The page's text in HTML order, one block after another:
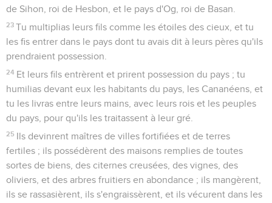
de Sihon, roi de Hesbon, et le pays d'Og, roi de Basan.
23 Tu multiplias leurs fils comme les étoiles des cieux, et tu
les fis entrer dans le pays dont tu avais dit à leurs pères qu'ils
prendraient possession.
24 Et leurs fils entrèrent et prirent possession du pays ; tu
humilias devant eux les habitants du pays, les Cananéens, et
tu les livras entre leurs mains, avec leurs rois et les peuples
du pays, pour qu'ils les traitassent à leur gré.
25 Ils devinrent maîtres de villes fortifiées et de terres
fertiles ; ils possédèrent des maisons remplies de toutes
sortes de biens, des citernes creusées, des vignes, des
oliviers, et des arbres fruitiers en abondance ; ils mangèrent,
ils se rassasièrent, ils s'engraissèrent, et ils vécurent dans les